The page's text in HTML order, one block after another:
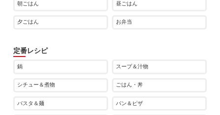
朝ごはん 昼ごはん
夕ごはん お弁当
定番レシピ
鍋 スープ＆汁物
シチュー＆煮物 ごはん・丼
パスタ＆麺 パン＆ピザ